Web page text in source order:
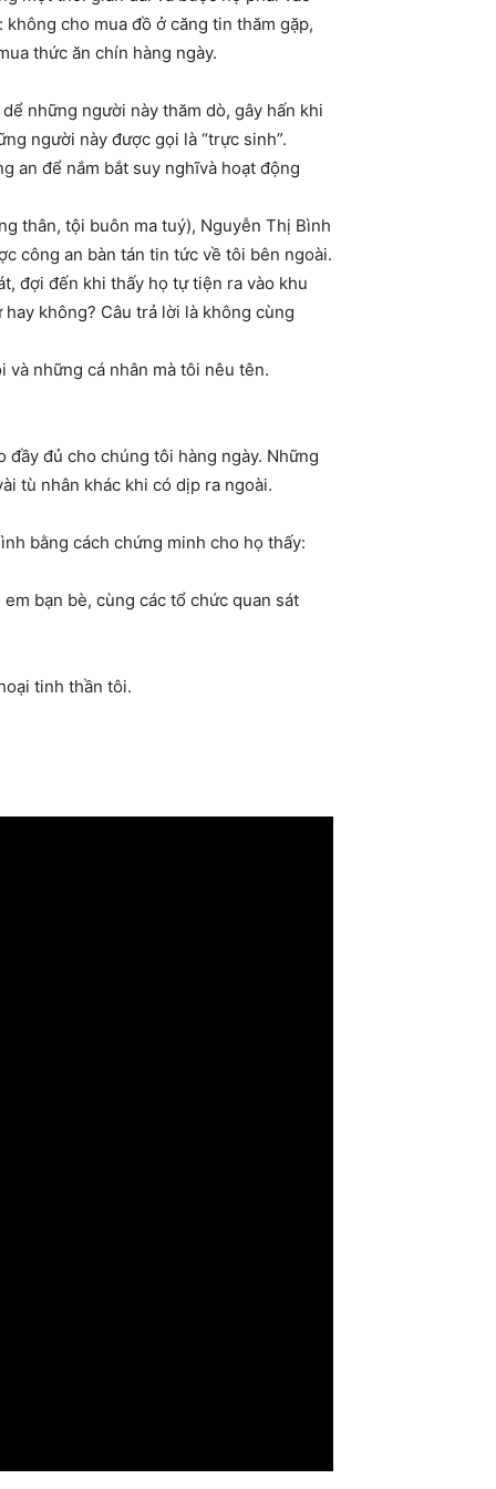
cho mua đồ ở căng tin thăm gặp,
thức ăn chín hàng ngày.
những người này thăm dò, gây hấn khi
người này được gọi là “trực sinh”.
an để nắm bắt suy nghĩvà hoạt động
thân, tội buôn ma tuý), Nguyễn Thị Bình
công an bàn tán tin tức về tôi bên ngoài.
đợi đến khi thấy họ tự tiện ra vào khu
không? Câu trả lời là không cùng
những cá nhân mà tôi nêu tên.
đủ cho chúng tôi hàng ngày. Những
tù nhân khác khi có dịp ra ngoài.
bằng cách chứng minh cho họ thấy:
bạn bè, cùng các tổ chức quan sát
tinh thần tôi.